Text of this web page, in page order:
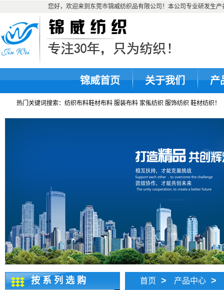
您好，欢迎来到东莞市锦威纺织品有限公司！本公司专业研发生产
锦威首页 关于我们 产
热门关键词搜索：纺织布料鞋材布料 服装布料 家俬纺织 服饰纺织 鞋材纺织！
按系列选购 首页 > 产品中心 >